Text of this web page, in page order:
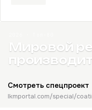
Мировой
Смотреть спецпроект
lkmportal.com/special/